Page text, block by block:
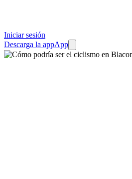
Iniciar sesión
Descarga la appApp